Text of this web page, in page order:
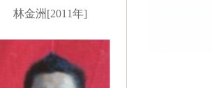
林金洲[2011年]